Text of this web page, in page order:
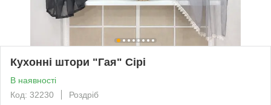
Кухонні штори "Гая" Сірі
В наявності
Код: 32230
Роздріб